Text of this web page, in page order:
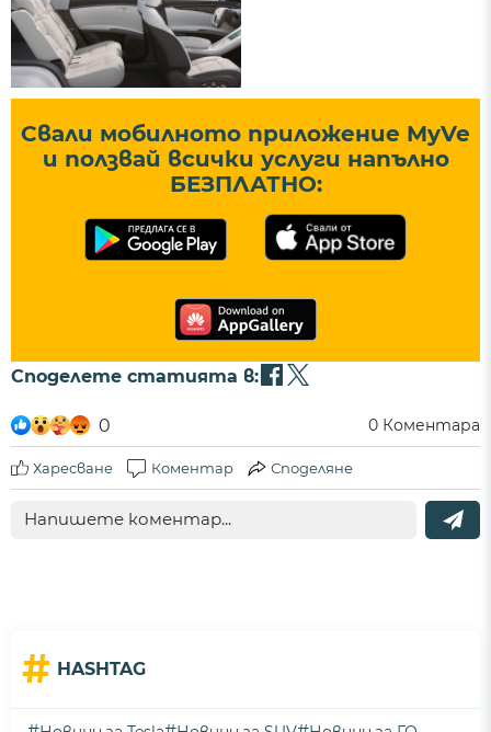
Свали мобилното приложение MyVe
и ползвай всички услуги напълно
БЕЗПЛАТНО:
Споделете статията в:
0 0 Коментара
Харесване Коментар Споделяне
# HASHTAG